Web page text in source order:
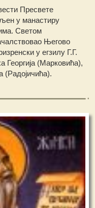
Пресвете
у манастиру
Светом
Његово
у егзилу Г.Г.
Георгија (Марковића),
(Радојичића).